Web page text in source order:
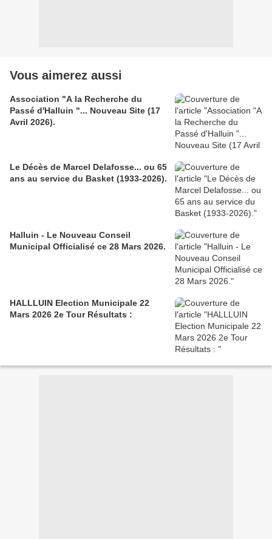
Vous aimerez aussi
Association "A la Recherche du
Passé d'Halluin "... Nouveau Site (17
Avril 2026).
Le Décès de Marcel Delafosse... ou 65
ans au service du Basket (1933-2026).
Halluin - Le Nouveau Conseil
Municipal Officialisé ce 28 Mars 2026.
HALLLUIN Election Municipale 22
Mars 2026 2e Tour Résultats :